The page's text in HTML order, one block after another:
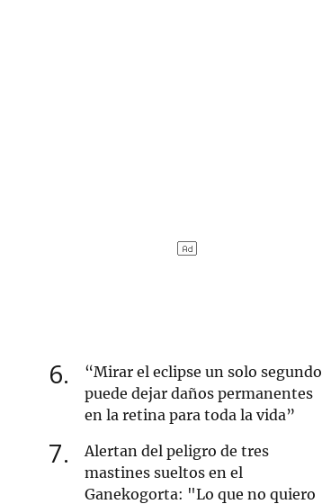
6
“Mirar el eclipse un solo segundo
puede dejar daños permanentes
en la retina para toda la vida”
7
Alertan del peligro de tres
mastines sueltos en el
Ganekogorta: "Lo que no quiero